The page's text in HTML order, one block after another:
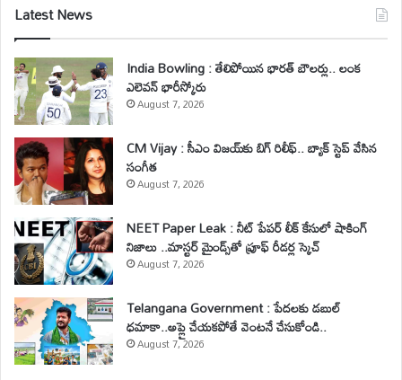
Latest News
India Bowling : తేలిపోయిన భారత్ బౌలర్లు.. లంక
ఎలెవన్ భారీస్కోరు
August 7, 2026
CM Vijay : సీఎం విజయ్‌కు బిగ్ రిలీఫ్.. బ్యాక్ స్టెప్ వేసిన
సంగీత
August 7, 2026
NEET Paper Leak : నీట్ పేపర్ లీక్ కేసులో షాకింగ్
నిజాలు ..మాస్టర్ మైండ్స్‌తో ప్రూఫ్ రీడర్ల స్కెచ్
August 7, 2026
Telangana Government : పేదలకు డబుల్
ధమాకా..అప్లై చేయకపోతే వెంటనే చేసుకోండి..
August 7, 2026